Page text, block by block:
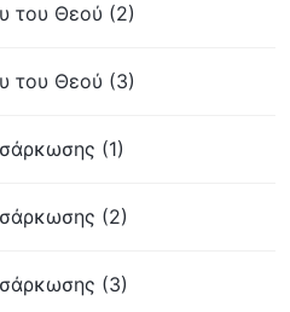
του Θεού (2)
του Θεού (3)
(1)
(2)
(3)